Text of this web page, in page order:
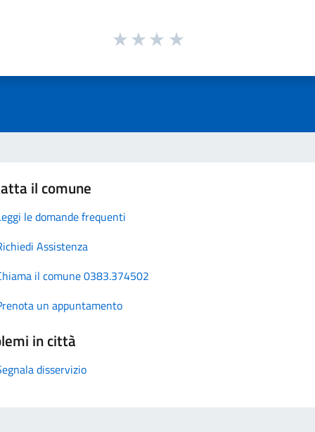
il comune
le domande frequenti
Assistenza
il comune 0383.374502
un appuntamento
in città
disservizio